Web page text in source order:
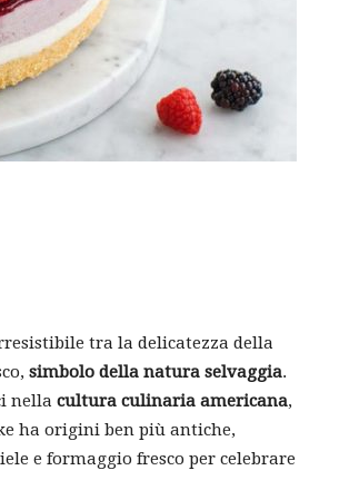
tra la delicatezza della
simbolo della natura selvaggia.
nella cultura culinaria americana,
ha origini ben più antiche,
e formaggio fresco per celebrare